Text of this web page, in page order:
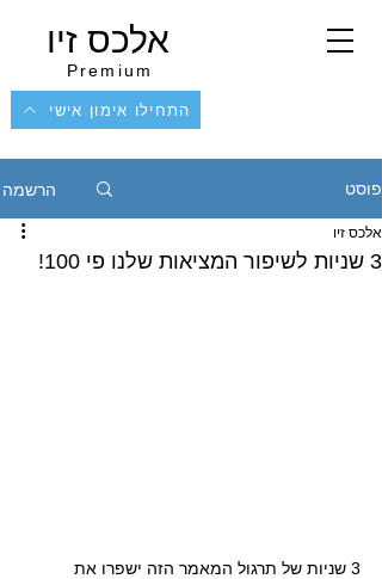
אלכס זיו
Premium
התחילו אימון אישי
פוסט הרשמה
3 שניות לשיפור המציאות שלנו פי 100!
אלכס זיו
3 שניות של תרגול המאמר הזה ישפרו את